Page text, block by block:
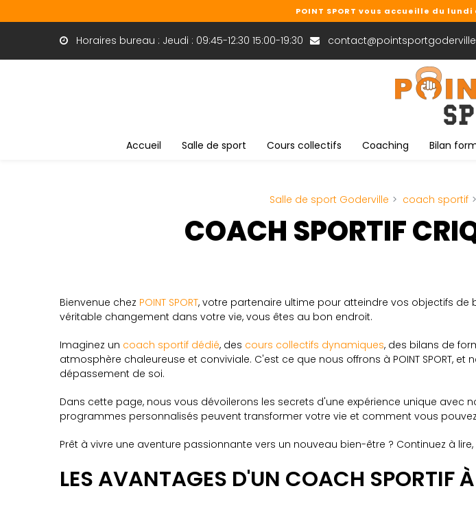
POINT SPORT vous accueille du
Horaires bureau : Jeudi : 09:45-12:30 15:00-19:30
Accueil Salle de sport Cours collectifs Coaching Bilan
Salle de sport Goderville coach sportif
COACH SPORTIF
Bienvenue chez POINT SPORT, votre partenaire ultime pour atteindre vos objectifs de
véritable changement dans votre vie, vous êtes au bon endroit.
Imaginez un coach sportif dédié, des cours collectifs dynamiques, des bilans de
atmosphère chaleureuse et conviviale. C'est ce que nous offrons à POINT
dépassement de soi.
Dans cette page, nous vous dévoilerons les secrets d'une expérience unique
programmes personnalisés peuvent transformer votre vie et comment vous
Prêt à vivre une aventure passionnante vers un nouveau bien-être ? Continuez à
LES AVANTAGES D'UN COACH SPORTIF